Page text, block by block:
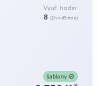
Vyuč. hodin:
8 (1h = 45 min)
šablony